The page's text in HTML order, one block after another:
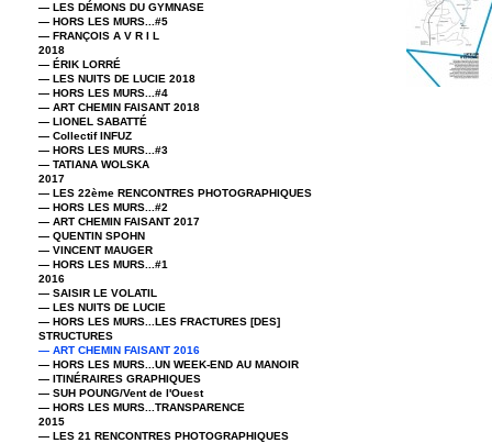
— LES DÉMONS DU GYMNASE
— HORS LES MURS...#5
— FRANÇOIS A V R I L
2018
— ÉRIK LORRÉ
— LES NUITS DE LUCIE 2018
— HORS LES MURS...#4
— ART CHEMIN FAISANT 2018
— LIONEL SABATTÉ
— Collectif INFUZ
— HORS LES MURS...#3
— TATIANA WOLSKA
2017
— LES 22ème RENCONTRES PHOTOGRAPHIQUES
— HORS LES MURS...#2
— ART CHEMIN FAISANT 2017
— QUENTIN SPOHN
— VINCENT MAUGER
— HORS LES MURS...#1
2016
— SAISIR LE VOLATIL
— LES NUITS DE LUCIE
— HORS LES MURS...LES FRACTURES [DES]
STRUCTURES
— ART CHEMIN FAISANT 2016
— HORS LES MURS...UN WEEK-END AU MANOIR
— ITINÉRAIRES GRAPHIQUES
— SUH POUNG/Vent de l'Ouest
— HORS LES MURS...TRANSPARENCE
2015
— LES 21 RENCONTRES PHOTOGRAPHIQUES